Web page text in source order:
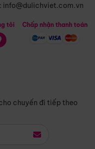
: info@dulichviet.com.vn
chuyến đi tiếp theo
tôi Chấp nhận thanh toán